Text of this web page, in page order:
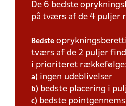
De 6 bedste
på tværs af de 4 puljer
Bedste
tværs af de 2 puljer
i prioriteret
a) ingen udeblivelser
b) bedste placering i
c) bedste